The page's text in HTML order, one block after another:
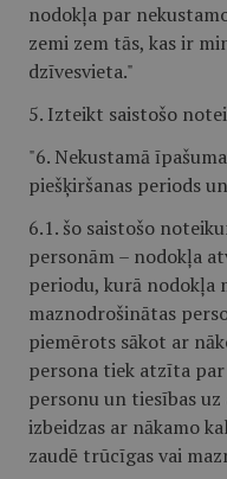
nodokļa par
zemi zem tās, kas ir
dzīvesvieta."
5. Izteikt saistošo
"6. Nekustamā
piešķiršanas periods
6.1. šo saistošo
personām – nodokļa
periodu, kurā nodokļa
maznodrošinātas
piemērots sākot ar
persona tiek atzīta
personu un tiesības
izbeidzas ar nākamo
zaudē trūcīgas vai